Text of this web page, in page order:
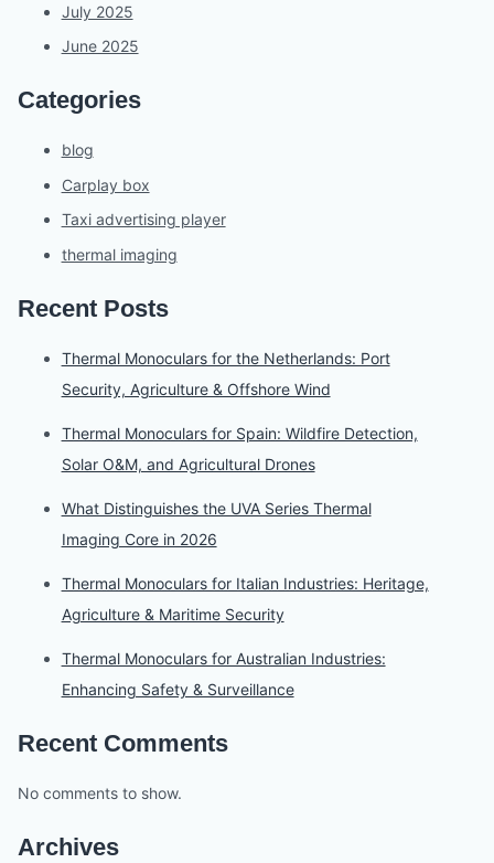
July 2025
June 2025
Categories
blog
Carplay box
Taxi advertising player
thermal imaging
Recent Posts
Thermal Monoculars for the Netherlands: Port
Security, Agriculture & Offshore Wind
Thermal Monoculars for Spain: Wildfire Detection,
Solar O&M, and Agricultural Drones
What Distinguishes the UVA Series Thermal
Imaging Core in 2026
Thermal Monoculars for Italian Industries: Heritage,
Agriculture & Maritime Security
Thermal Monoculars for Australian Industries:
Enhancing Safety & Surveillance
Recent Comments
No comments to show.
Archives